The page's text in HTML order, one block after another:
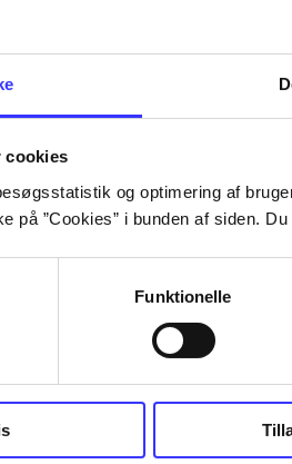
cookies
og optimering af
på ”Cookies” i bunden af siden.
Funktionelle